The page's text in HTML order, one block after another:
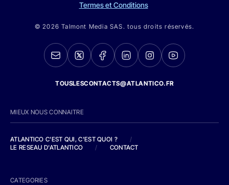
Termes et Conditions
© 2026 Talmont Media SAS. tous droits réservés.
TOUSLESCONTACTS@ATLANTICO.FR
MIEUX NOUS CONNAITRE
ATLANTICO C'EST QUI, C'EST QUOI ?
/
LE RESEAU D'ATLANTICO
/ CONTACT
CATEGORIES